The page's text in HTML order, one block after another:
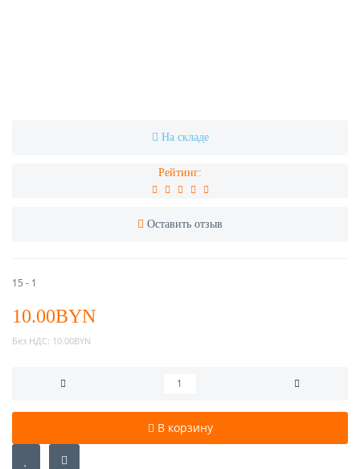
На складе
Рейтинг:
Оставить отзыв
15 - 1
10.00BYN
Без НДС: 10.00BYN
В корзину